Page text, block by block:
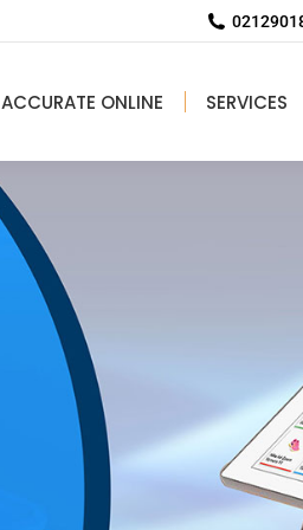
ACCURATE ONLINE SERVICES